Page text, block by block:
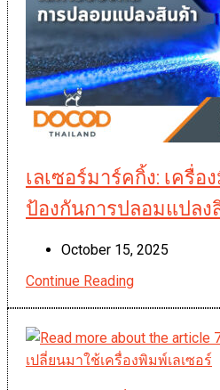
หมึก
ทั่วไป
เลเซอร์มาร์คกิ้ง: เครื่
ป้องกันการปลอมแปลง
Post
October 15, 2025
Continue Readingเลเซอร์
มาร์ค
เครื่อง
มือ